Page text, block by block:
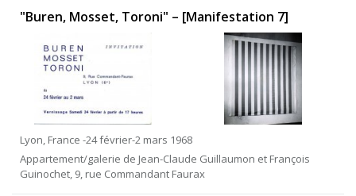
"Buren, Mosset, Toroni" – [Manifestation 7]
Lyon, France -24 février-2 mars 1968
Appartement/galerie de Jean-Claude Guillaumon et François
Guinochet, 9, rue Commandant Faurax